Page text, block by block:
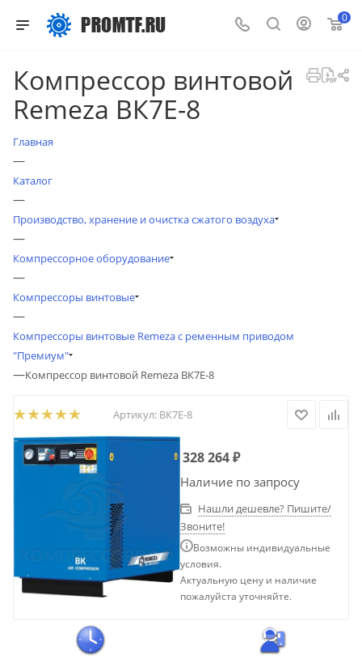
0
Компрессор винтовой
Remeza ВК7Е-8
Главная
—
Каталог
—
Производство, хранение и очистка сжатого воздуха
—
Компрессорное оборудование
—
Компрессоры винтовые
—
Компрессоры винтовые Remeza с ременным приводом
"Премиум"
—Компрессор винтовой Remeza ВК7Е-8
Артикул: ВК7Е-8
328 264₽
Наличие по запросу
Нашли дешевле? Пишите/
Звоните!
Возможны индивидуальные
условия.
Актуальную цену и наличие
пожалуйста уточняйте.